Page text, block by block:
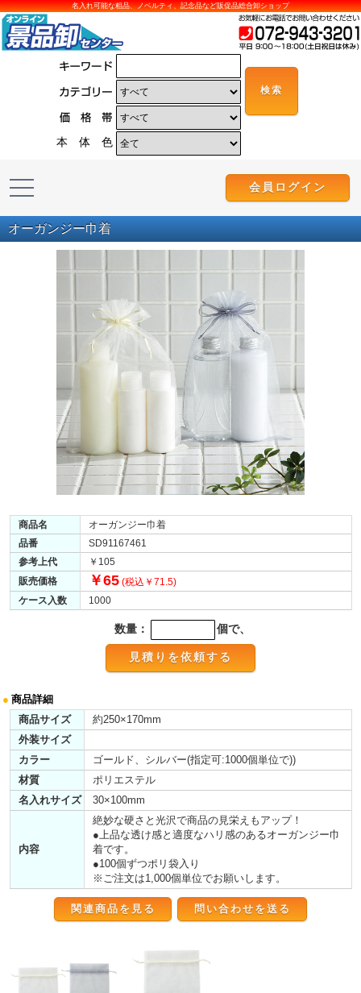
名入れ可能な粗品、ノベルティ、記念品など販促品総合卸ショップ
本 体 色
会員ログイン
オーガンジー巾着
商品名
オーガンジー巾着
品番
SD91167461
参考上代
￥105
販売価格
￥65 (税込￥71.5)
ケース入数
1000
数量： 個で、
● 商品詳細
商品サイズ
約250×170mm
外装サイズ
カラー
ゴールド、シルバー(指定可:1000個単位で))
材質
ポリエステル
名入れサイズ
30×100mm
内容
絶妙な硬さと光沢で商品の見栄えもアップ！
●上品な透け感と適度なハリ感のあるオーガンジー巾
着です。
●100個ずつポリ袋入り
※ご注文は1,000個単位でお願いします。
関連商品を見る